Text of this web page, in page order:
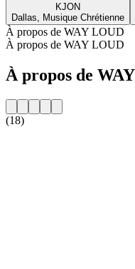
KJON
Dallas, Musique Chrétienne
À propos de WAY LOUD
À propos de WAY LOUD
À propos de
(18)